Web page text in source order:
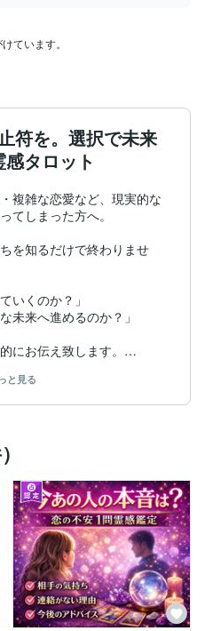
ています。
符を。選択で未来
タロット
複雑な恋愛など、現実的な
てしまった方へ。
を知るだけで終わりませ
いくのか？」
未来へ進めるのか？」
にお伝え致します。
ここあ）です。
せんか？】
ない…
しい…
か知りたい…
んでいる。
たい。
動のヒントが欲しい。
まずお話をお聞かせくださ
と見る